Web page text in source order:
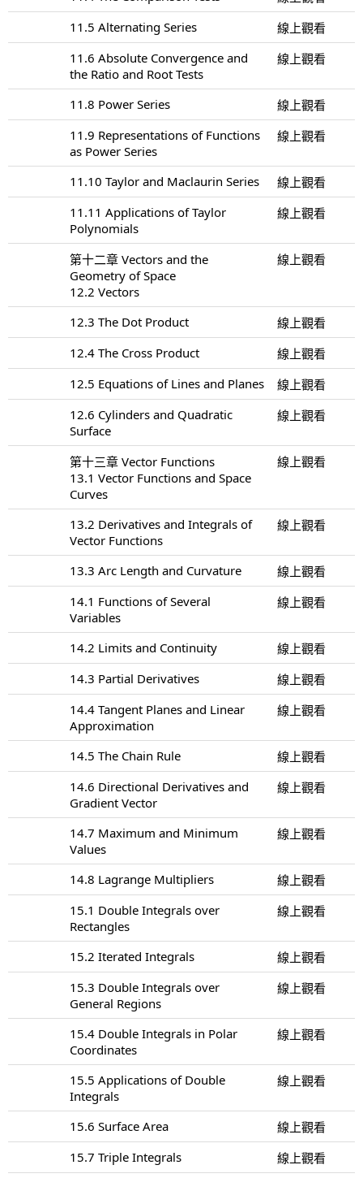
11.5 Alternating Series
線上觀看
11.6 Absolute Convergence and
the Ratio and Root Tests
線上觀看
11.8 Power Series
線上觀看
11.9 Representations of Functions
as Power Series
線上觀看
11.10 Taylor and Maclaurin Series
線上觀看
11.11 Applications of Taylor
Polynomials
線上觀看
第十二章 Vectors and the
Geometry of Space
12.2 Vectors
線上觀看
12.3 The Dot Product
線上觀看
12.4 The Cross Product
線上觀看
12.5 Equations of Lines and Planes
線上觀看
12.6 Cylinders and Quadratic
Surface
線上觀看
第十三章 Vector Functions
13.1 Vector Functions and Space
Curves
線上觀看
13.2 Derivatives and Integrals of
Vector Functions
線上觀看
13.3 Arc Length and Curvature
線上觀看
14.1 Functions of Several
Variables
線上觀看
14.2 Limits and Continuity
線上觀看
14.3 Partial Derivatives
線上觀看
14.4 Tangent Planes and Linear
Approximation
線上觀看
14.5 The Chain Rule
線上觀看
14.6 Directional Derivatives and
Gradient Vector
線上觀看
14.7 Maximum and Minimum
Values
線上觀看
14.8 Lagrange Multipliers
線上觀看
15.1 Double Integrals over
Rectangles
線上觀看
15.2 Iterated Integrals
線上觀看
15.3 Double Integrals over
General Regions
線上觀看
15.4 Double Integrals in Polar
Coordinates
線上觀看
15.5 Applications of Double
Integrals
線上觀看
15.6 Surface Area
線上觀看
15.7 Triple Integrals
線上觀看